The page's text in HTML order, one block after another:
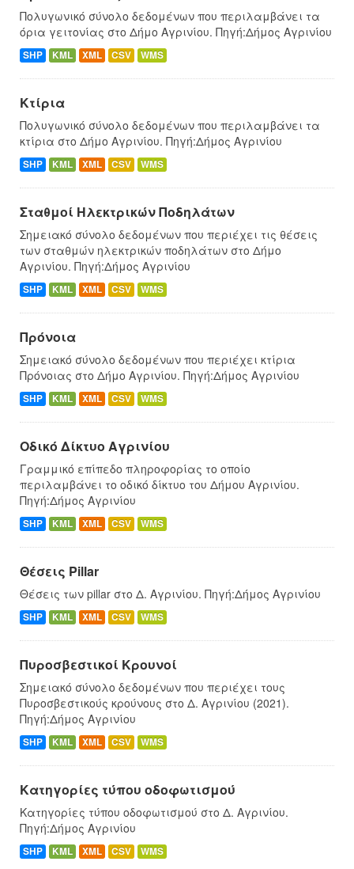
Πολυγωνικό σύνολο δεδομένων που περιλαμβάνει τα
όρια γειτονίας στο Δήμο Αγρινίου. Πηγή:Δήμος Αγρινίου
SHP KML XML CSV WMS
Κτίρια
Πολυγωνικό σύνολο δεδομένων που περιλαμβάνει τα
κτίρια στο Δήμο Αγρινίου. Πηγή:Δήμος Αγρινίου
SHP KML XML CSV WMS
Σταθμοί Ηλεκτρικών Ποδηλάτων
Σημειακό σύνολο δεδομένων που περιέχει τις θέσεις
των σταθμών ηλεκτρικών ποδηλάτων στο Δήμο
Αγρινίου. Πηγή:Δήμος Αγρινίου
SHP KML XML CSV WMS
Πρόνοια
Σημειακό σύνολο δεδομένων που περιέχει κτίρια
Πρόνοιας στο Δήμο Αγρινίου. Πηγή:Δήμος Αγρινίου
SHP KML XML CSV WMS
Οδικό Δίκτυο Αγρινίου
Γραμμικό επίπεδο πληροφορίας το οποίο
περιλαμβάνει το οδικό δίκτυο του Δήμου Αγρινίου.
Πηγή:Δήμος Αγρινίου
SHP KML XML CSV WMS
Θέσεις Pillar
Θέσεις των pillar στο Δ. Αγρινίου. Πηγή:Δήμος Αγρινίου
SHP KML XML CSV WMS
Πυροσβεστικοί Κρουνοί
Σημειακό σύνολο δεδομένων που περιέχει τους
Πυροσβεστικούς κρούνους στο Δ. Αγρινίου (2021).
Πηγή:Δήμος Αγρινίου
SHP KML XML CSV WMS
Κατηγορίες τύπου οδοφωτισμού
Κατηγορίες τύπου οδοφωτισμού στο Δ. Αγρινίου.
Πηγή:Δήμος Αγρινίου
SHP KML XML CSV WMS